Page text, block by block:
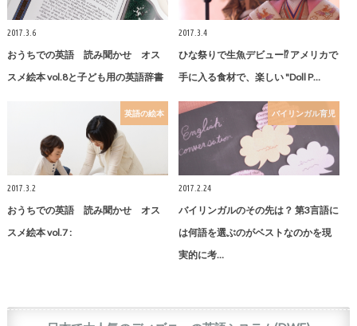
2017.3.6
おうちでの英語 読み聞かせ オス
スメ絵本 vol.8と子ども用の英語辞書
2017.3.4
ひな祭りで生魚デビュー⁉︎ アメリカで
手に入る食材で、楽しい "Doll P…
英語の絵本
2017.3.2
おうちでの英語 読み聞かせ オス
スメ絵本 vol.7 :
バイリンガル育児
2017.2.24
バイリンガルのその先は？ 第3言語に
は何語を選ぶのがベストなのかを現
実的に考…